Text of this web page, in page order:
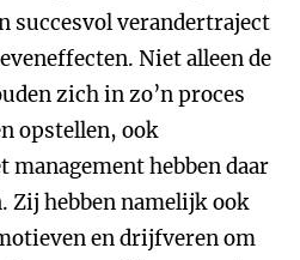
succesvol verandertraject
Niet alleen de
zich in zo’n proces
opstellen, ook
management hebben daar
Zij hebben namelijk ook
en drijfveren om